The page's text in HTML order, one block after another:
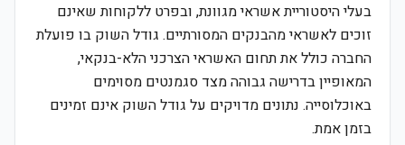
בעלי היסטוריית אשראי מגוונת, ובפרט ללקוחות שאינם
זוכים לאשראי מהבנקים המסורתיים. גודל השוק בו פועלת
החברה כולל את תחום האשראי הצרכני הלא-בנקאי,
המאופיין בדרישה גבוהה מצד סגמנטים מסוימים
באוכלוסייה. נתונים מדויקים על גודל השוק אינם זמינים
בזמן אמת.